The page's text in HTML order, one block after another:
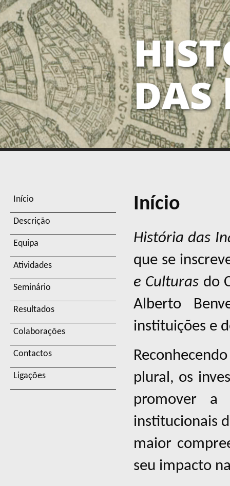
Início
Descrição
Equipa
Atividades
Seminário
Resultados
Colaborações
Contactos
Ligações
Início
História das
que se
e Culturas do
Alberto
instituições e
plural, os
promover a
institucionais
maior
seu impacto